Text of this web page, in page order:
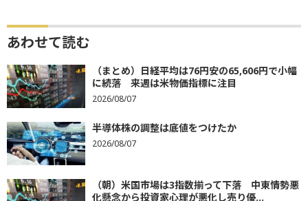
あわせて読む
（まとめ）日経平均は76円安の65,606円で小幅
に続落 来週は米物価指標に注目
2026/08/07
半導体株の調整は底値をつけたか
2026/08/07
（朝）米国市場は3指数揃って下落 中東情勢悪
化懸念から投資家心理が悪化し売り優...